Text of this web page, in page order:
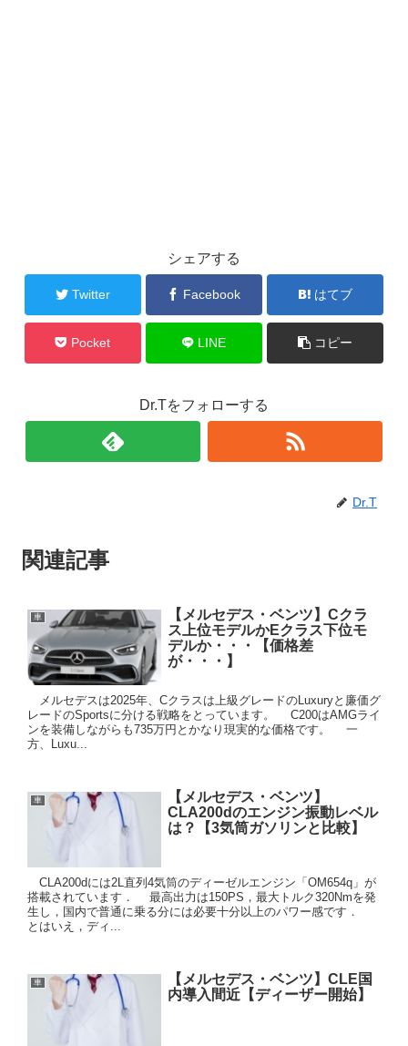
シェアする
Twitter Facebook はてブ
Pocket LINE コピー
Dr.Tをフォローする
Dr.T
関連記事
車
【メルセデス・ベンツ】Cクラ
ス上位モデルかEクラス下位モ
デルか・・・【価格差
が・・・】
メルセデスは2025年、Cクラスは上級グレードのLuxuryと廉価グ
レードのSportsに分ける戦略をとっています。 C200はAMGライ
ンを装備しながらも735万円とかなり現実的な価格です。 一
方、Luxu...
車
【メルセデス・ベンツ】
CLA200dのエンジン振動レベル
は？【3気筒ガソリンと比較】
CLA200dには2L直列4気筒のディーゼルエンジン「OM654q」が
搭載されています． 最高出力は150PS，最大トルク320Nmを発
生し，国内で普通に乗る分には必要十分以上のパワー感です．
とはいえ，ディ...
車
【メルセデス・ベンツ】CLE国
内導入間近【ディーザー開始】